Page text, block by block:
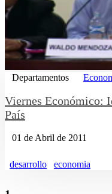
Departamentos
Viernes Económico:
País
01 de Abril de 2011
desarrollo economia